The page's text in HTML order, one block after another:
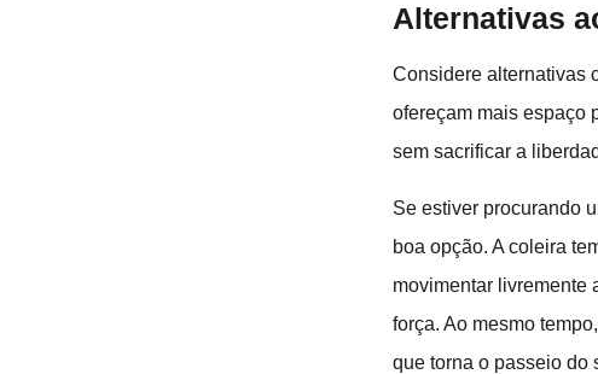
Alternativas
Considere alternativas
ofereçam mais espaço
sem sacrificar a
Se estiver procurando
boa opção. A coleira
movimentar livremente
força. Ao mesmo
que torna o passeio do